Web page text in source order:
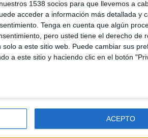
1538 socios para que llevemos a
acceder a información más detallada y
Tenga en cuenta que algún
pero usted tiene el derecho de
a este sitio web. Puede cambiar sus
a este sitio y haciendo clic en el botón
ACEPTO
de la compañía en el 2007, por
de marketing y
en televisión estará en el
sampling para generar
tanto en los lineales
la tienda, "podrá encontrarse
de Mini Breaks®, el Rincón
y ficticios", explican